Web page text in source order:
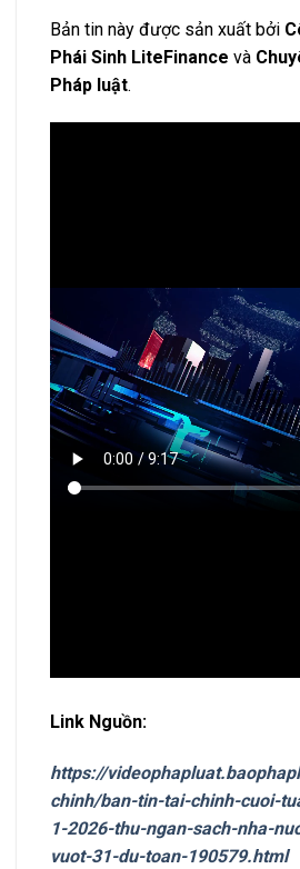
Bản tin này được sản xuất bởi
Phái Sinh LiteFinance và
Pháp luật.
Link Nguồn:
https://
chinh/ban-tin-tai-chinh-cuoi-
1-2026-thu-ngan-sach-nha-
vuot-31-du-toan-190579.html